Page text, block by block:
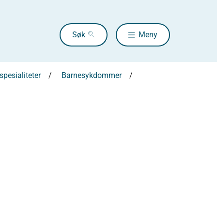
Søk Meny
Barnesykdommer